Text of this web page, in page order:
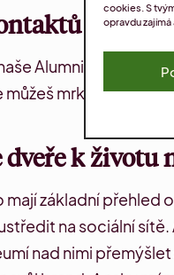
cookies. S
opravdu
Alumni, kde se
můžeš mrknout, jak to
k životu
mají základní přehled
na sociální
nad nimi